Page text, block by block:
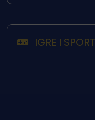
IGRE I SPORT